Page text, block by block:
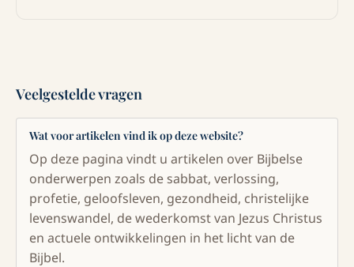
Veelgestelde vragen
Wat voor artikelen vind ik op deze website?
Op deze pagina vindt u artikelen over Bijbelse
onderwerpen zoals de sabbat, verlossing,
profetie, geloofsleven, gezondheid, christelijke
levenswandel, de wederkomst van Jezus Christus
en actuele ontwikkelingen in het licht van de
Bijbel.